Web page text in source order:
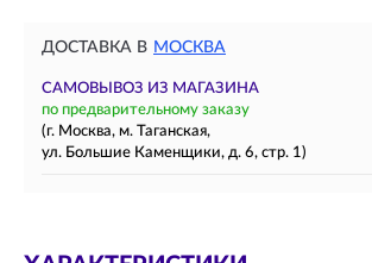
ДОСТАВКА В МОСКВА
САМОВЫВОЗ ИЗ МАГАЗИНА
по предварительному заказу
(г. Москва, м. Таганская,
ул. Большие Каменщики, д. 6, стр. 1)